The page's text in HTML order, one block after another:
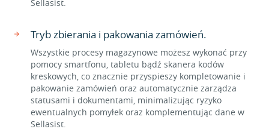
Sellasist.
Tryb zbierania i pakowania zamówień.
Wszystkie procesy magazynowe możesz wykonać przy
pomocy smartfonu, tabletu bądź skanera kodów
kreskowych, co znacznie przyspieszy kompletowanie i
pakowanie zamówień oraz automatycznie zarządza
statusami i dokumentami, minimalizując ryzyko
ewentualnych pomyłek oraz komplementując dane w
Sellasist.